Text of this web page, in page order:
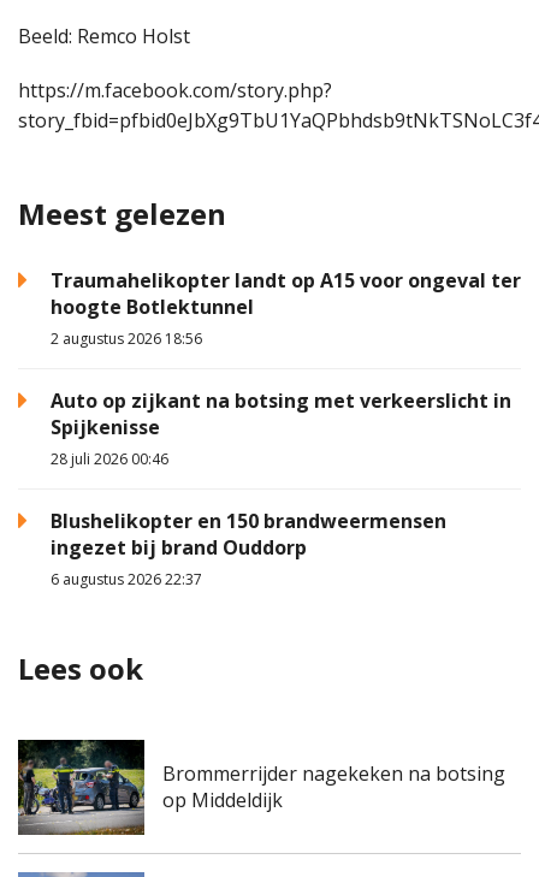
Beeld: Remco Holst
https://m.facebook.com/story.php?
Meest gelezen
Traumahelikopter landt op A15 voor ongeval ter
hoogte Botlektunnel
2 augustus 2026 18:56
Auto op zijkant na botsing met verkeerslicht in
Spijkenisse
28 juli 2026 00:46
Blushelikopter en 150 brandweermensen
ingezet bij brand Ouddorp
6 augustus 2026 22:37
Lees ook
Brommerrijder nagekeken na botsing
op Middeldijk